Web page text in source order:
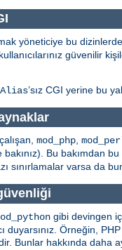
yöneticiye bu
güvenilir
’sız CGI yerine bu
mod_php,
Bu bakımdan
sınırlamalar varsa da
gibi devingen
duyarsınız. Örneğin,
Bunlar hakkında daha